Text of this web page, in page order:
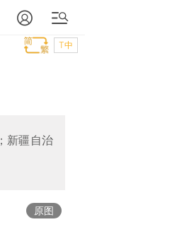
T中
新疆自治
原图